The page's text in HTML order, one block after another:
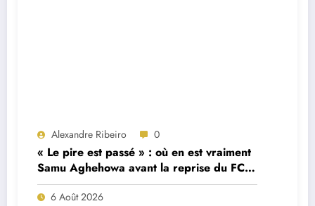
Alexandre Ribeiro 0
« Le pire est passé » : où en est vraiment
Samu Aghehowa avant la reprise du FC
Porto ?
6 Août 2026